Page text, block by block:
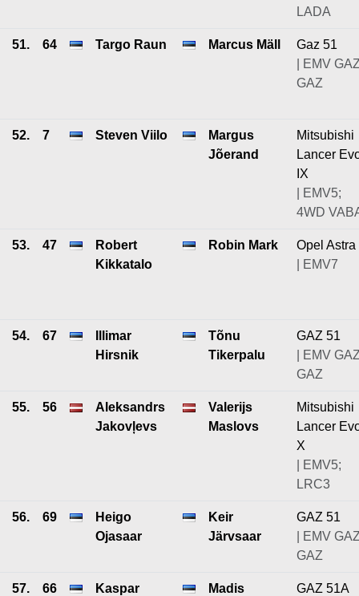
LADA
51. 64 Targo Raun Marcus Mäll
Gaz 51
| EMV
GAZ
52. 7 Steven Viilo
Margus
Jõerand
Mitsubishi
Lancer
IX
| EMV5;
4WD
53. 47
Robert
Kikkatalo
Robin Mark
Opel Astra
| EMV7
54. 67
Illimar
Hirsnik
Tõnu
Tikerpalu
GAZ 51
| EMV
GAZ
55. 56
Aleksandrs
Jakovļevs
Valerijs
Maslovs
Mitsubishi
Lancer
X
| EMV5;
LRC3
56. 69
Heigo
Ojasaar
Keir
Järvsaar
GAZ 51
| EMV
GAZ
57. 66
Kaspar
Madis
GAZ 51A